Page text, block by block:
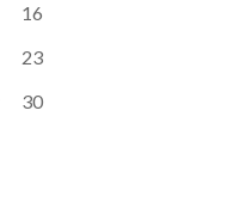
16
23
30